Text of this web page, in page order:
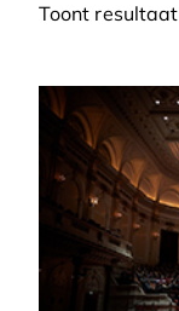
Toont resultaat